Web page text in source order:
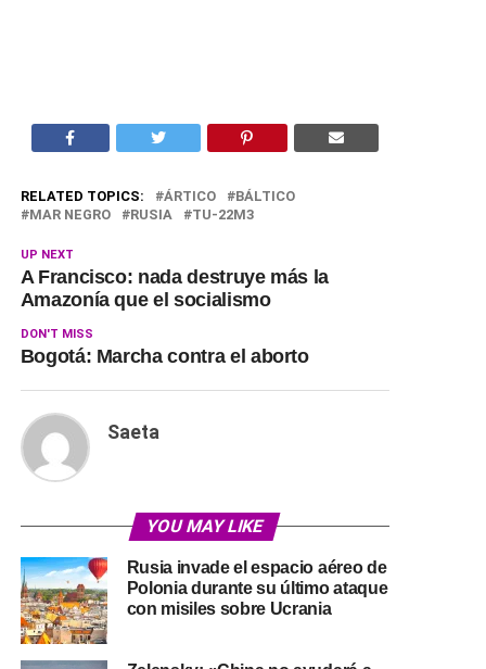
RELATED TOPICS: ÁRTICO
BÁLTICO
MAR NEGRO
RUSIA TU-22M3
UP NEXT
A Francisco: nada destruye más la
Amazonía que el socialismo
DON'T MISS
Bogotá: Marcha contra el aborto
Saeta
YOU MAY LIKE
Rusia invade el espacio aéreo de
Polonia durante su último ataque
con misiles sobre Ucrania